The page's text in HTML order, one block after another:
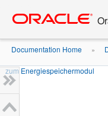
content
Documentation Home »
zum Energiespeichermodul